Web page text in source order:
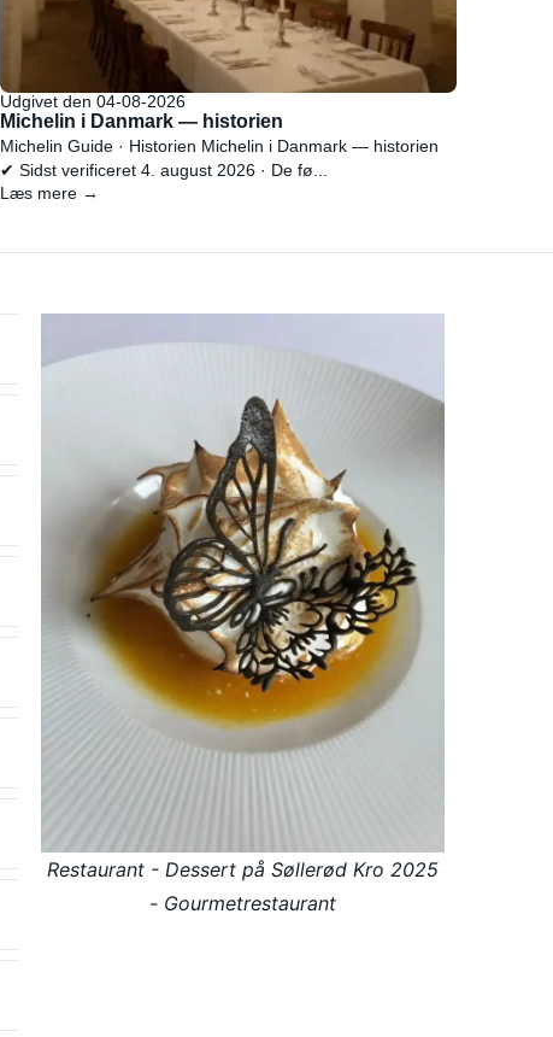
Udgivet den 04-08-2026
Michelin i Danmark — historien
Michelin Guide · Historien Michelin i Danmark — historien
✔ Sidst verificeret 4. august 2026 · De fø...
Læs mere →
Restaurant - Dessert på Søllerød Kro 2025
- Gourmetrestaurant